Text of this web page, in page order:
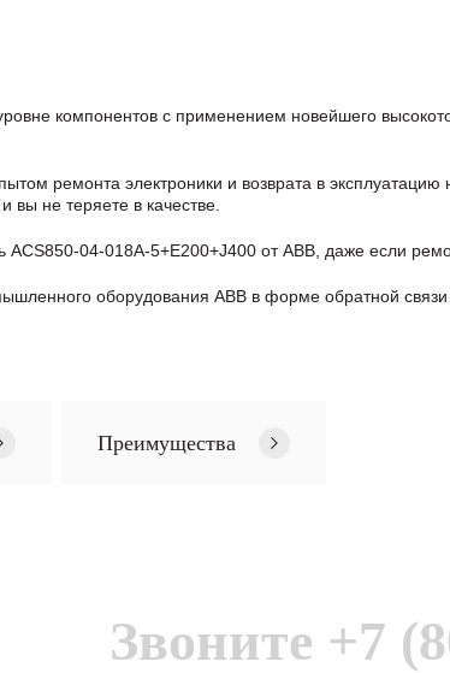
компонентов с применением новейшего
ремонта электроники и возврата в эксплуатацию
не теряете в качестве.
04-018A-5+E200+J400 от ABB, даже если
оборудования ABB в формe обратной
Преимущества
Звоните +7